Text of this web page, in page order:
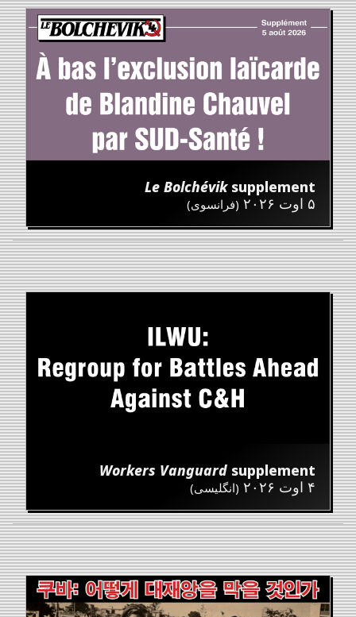
Le Bolchéviksupplement
۵ اوت ۲۰۲۶
(فرانسوی)
Workers Vanguard supplement
۴ اوت ۲۰۲۶
(انگلیسی)